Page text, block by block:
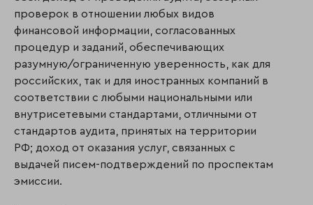
проверок в отношении любых видов
финансовой информации, согласованных
процедур и заданий, обеспечивающих
разумную/ограниченную уверенность, как для
российских, так и для иностранных компаний в
соответствии с любыми националь­ными или
внутрисетевыми стандартами, отличными от
стандартов аудита, принятых на территории
РФ; доход от оказания услуг, связанных с
выдачей писем-подтверждений по проспектам
эмиссии.